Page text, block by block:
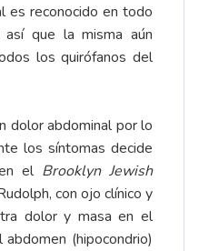
es reconocido en todo
que la misma aún
los quirófanos del
dolor abdominal por lo
los síntomas decide
el Brooklyn Jewish
con ojo clínico y
dolor y masa en el
(hipocondrio)